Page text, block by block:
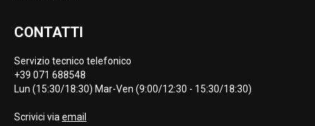
CONTATTI
Servizio tecnico telefonico
+39 071 688548
Lun (15:30/18:30) Mar-Ven (9:00/12:30 - 15:30/18:30)
Scrivici via email